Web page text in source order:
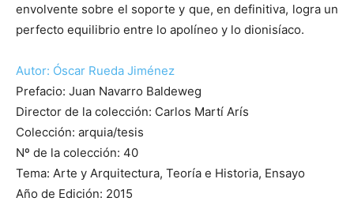
envolvente sobre el soporte y que, en definitiva, logra un
perfecto equilibrio entre lo apolíneo y lo dionisíaco.
Autor: Óscar Rueda Jiménez
Prefacio: Juan Navarro Baldeweg
Director de la colección: Carlos Martí Arís
Colección: arquia/tesis
Nº de la colección: 40
Tema: Arte y Arquitectura, Teoría e Historia, Ensayo
Año de Edición: 2015